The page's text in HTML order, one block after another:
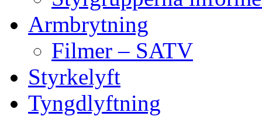
Armbrytning
Filmer – SATV
Styrkelyft
Tyngdlyftning